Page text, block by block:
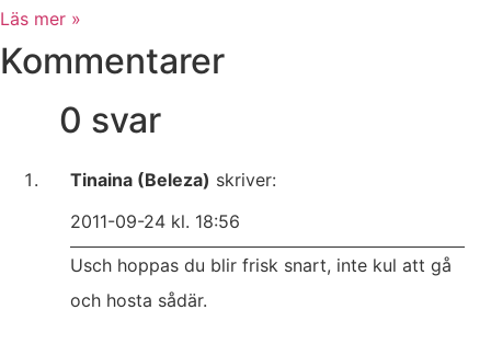
Läs mer »
Kommentarer
0 svar
Tinaina (Beleza) skriver:
2011-09-24 kl. 18:56
Usch hoppas du blir frisk snart, inte kul att gå
och hosta sådär.